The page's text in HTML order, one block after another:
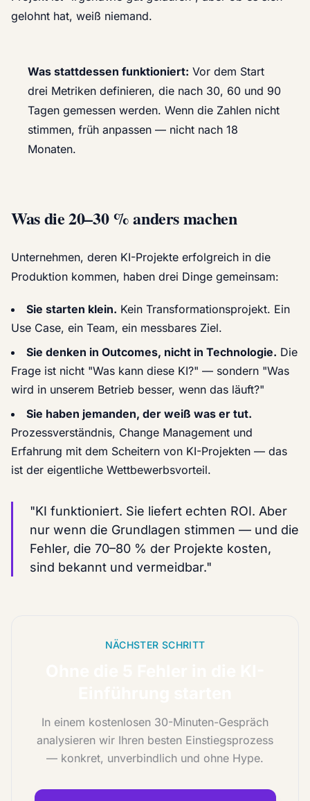
gelohnt hat, weiß niemand.
Was stattdessen funktioniert: Vor dem Start
drei Metriken definieren, die nach 30, 60 und 90
Tagen gemessen werden. Wenn die Zahlen nicht
stimmen, früh anpassen — nicht nach 18
Monaten.
Was die 20–30 % anders machen
Unternehmen, deren KI-Projekte erfolgreich in die
Produktion kommen, haben drei Dinge gemeinsam:
Sie starten klein. Kein Transformationsprojekt. Ein
Use Case, ein Team, ein messbares Ziel.
Sie denken in Outcomes, nicht in Technologie. Die
Frage ist nicht "Was kann diese KI?" — sondern "Was
wird in unserem Betrieb besser, wenn das läuft?"
Sie haben jemanden, der weiß was er tut.
Prozessverständnis, Change Management und
Erfahrung mit dem Scheitern von KI-Projekten — das
ist der eigentliche Wettbewerbsvorteil.
"KI funktioniert. Sie liefert echten ROI. Aber
nur wenn die Grundlagen stimmen — und die
Fehler, die 70–80 % der Projekte kosten,
sind bekannt und vermeidbar."
NÄCHSTER SCHRITT
In einem kostenlosen 30-Minuten-Gespräch
analysieren wir Ihren besten Einstiegsprozess
— konkret, unverbindlich und ohne Hype.